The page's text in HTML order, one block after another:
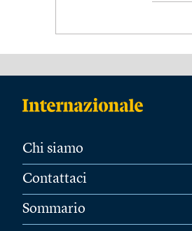
Chi siamo
Contattaci
Sommario